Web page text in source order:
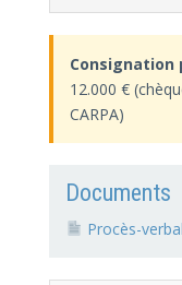
Consignation
12.000 €
CARPA)
Documents
Procès-